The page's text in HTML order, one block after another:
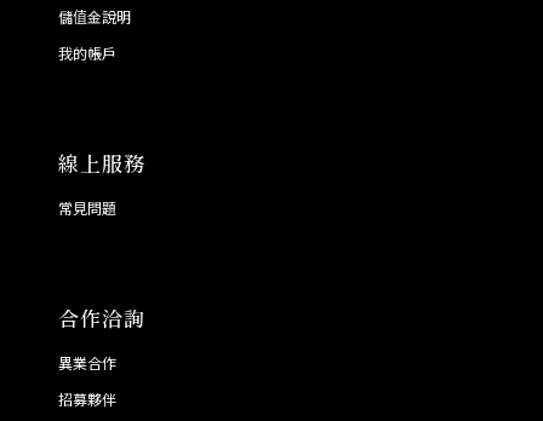
儲值金說明
我的帳戶
線上服務
常見問題
合作洽詢
異業合作
招募夥伴